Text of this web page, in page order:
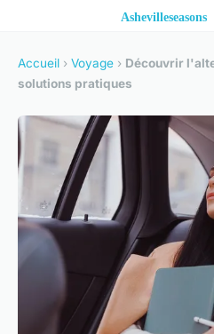
Accueil › Voyage › Découvrir
solutions pratiques